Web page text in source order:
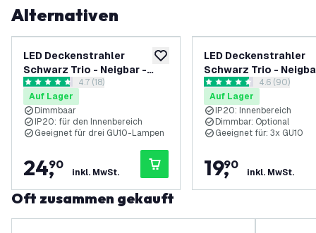
Alternativen
zur Wunschliste hinzufügen
LED Deckenstrahler
Schwarz Trio - Neigbar -
GU10 FassungBewertungsbereich öffnen
4.7 Bewertungssterne
4.7 (18)
Auf Lager
Dimmbaar
IP20: für den Innenbereich
Geeignet für drei GU10-Lampen
24,
90
inkl. MwSt.
LED Deckenstrahler
Schwarz Trio -
GU10-Fassung
4.6 Bewertungssterne
4.6 (90)
Auf Lager
IP20: Innenbereich
Dimmbar: Optional
Geeignet für: 3x GU10
19,
90
inkl. MwSt.
Oft zusammen gekauft